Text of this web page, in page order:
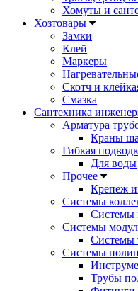
Хомуты и
Хозтовары
Замки
Клей
Маркеры
Скотч и
Смазка
Сантехника
Арматура
Краны
Гибкая
Для воды
Прочее
Крепеж и
Системы
Системы
Системы
Системы
Системы
Трубы